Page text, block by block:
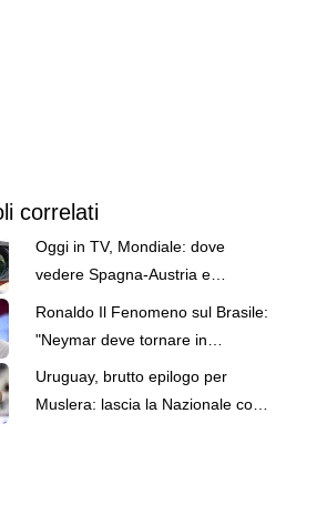
correlati
Oggi in TV, Mondiale: dove
vedere Spagna-Austria e
Ronaldo Il Fenomeno sul Brasile:
"Neymar deve tornare in
Nazionale"
Uruguay, brutto epilogo per
Muslera: lascia la Nazionale con